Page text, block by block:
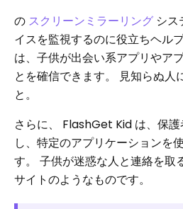
の スクリーンミラーリング シ
イスを監視するのに役立ちヘル
は、子供が出会い系アプリやア
とを確信できます。 見知らぬ人
と。
さらに、 FlashGet Kid は、保
し、特定のアプリケーションを
す。 子供が迷惑な人と連絡を取
サイトのようなものです。